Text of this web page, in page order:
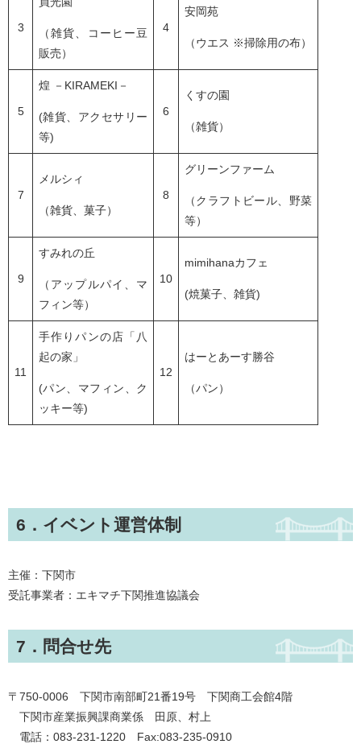
3
（雑貨、コーヒー豆
販売）
4
安岡苑
（ウエス ※掃除用の布）
5
煌 －KIRAMEKI－
(雑貨、アクセサリー
等)
6
くすの園
（雑貨）
7
メルシィ
（雑貨、菓子）
8
グリーンファーム
（クラフトビール、野菜
等）
9
すみれの丘
（アップルパイ、マ
フィン等）
10
mimihanaカフェ
(焼菓子、雑貨)
11
手作りパンの店「八
起の家」
(パン、マフィン、ク
ッキー等)
12
はーとあーす勝谷
（パン）
6．イベント運営体制
主催：下関市
受託事業者：エキマチ下関推進協議会
7．問合せ先
〒750-0006 下関市南部町21番19号 下関商工会館4階
下関市産業振興課商業係 田原、村上
電話：083-231-1220 Fax:083-235-0910